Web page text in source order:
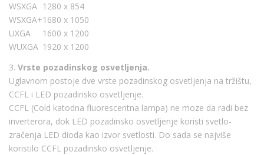
WSXGA 1280 x 854
WSXGA+1680 x 1050
UXGA
1600 x 1200
WUXGA 1920 x 1200
3. Vrste pozadinskog osvetljenja.
Uglavnom postoje dve vrste pozadinskog osvetljenja na tržištu,
CCFL i LED pozadinsko osvetljenje.
CCFL (Cold katodna fluorescentna lampa) ne moze da radi bez
inverterora, dok LED pozadinsko osvetljenje koristi svetlo-
zračenja LED dioda kao izvor svetlosti. Do sada se najviše
koristilo CCFL pozadinsko osvetljenje.